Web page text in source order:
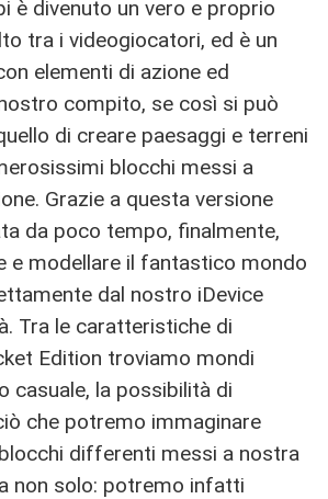
è divenuto un vero e proprio
tra i videogiocatori, ed è un
elementi di azione ed
compito, se così si può
di creare paesaggi e terreni
blocchi messi a
Grazie a questa versione
da poco tempo, finalmente,
e modellare il fantastico mondo
dal nostro iDevice
Tra le caratteristiche di
Edition troviamo mondi
casuale, la possibilità di
che potremo immaginare
differenti messi a nostra
non solo: potremo infatti